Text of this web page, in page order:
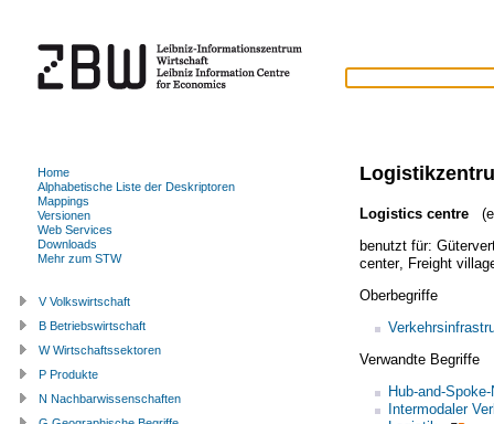
Logistics centre
benutzt für:
center, Freight
Oberbegriffe
Verwandte Begriffe
Hub-and-
Intermodaler
Home
Alphabetische Liste der Deskriptoren
Mappings
Versionen
Web Services
Downloads
Mehr zum STW
V Volkswirtschaft
B Betriebswirtschaft
W Wirtschaftssektoren
P Produkte
N Nachbarwissenschaften